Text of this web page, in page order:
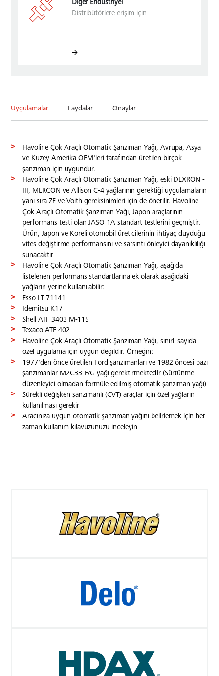
Diğer Endustriyel
Distribütörlere erişim için
Uygulamalar Faydalar Onaylar
Havoline Çok Araçlı Otomatik Şanzıman Yağı, Avrupa, Asya
ve Kuzey Amerika OEM'leri tarafından üretilen birçok
şanzıman için uygundur.
Havoline Çok Araçlı Otomatik Şanzıman Yağı, eski DEXRON -
III, MERCON ve Allison C-4 yağlarının gerektiği uygulamaların
yanı sıra ZF ve Voith gereksinimleri için de önerilir. Havoline
Çok Araçlı Otomatik Şanzıman Yağı, Japon araçlarının
performans testi olan JASO 1A standart testlerini geçmiştir.
Ürün, Japon ve Koreli otomobil üreticilerinin ihtiyaç duyduğu
vites değiştirme performansını ve sarsıntı önleyici dayanıklılığı
sunacaktır
Havoline Çok Araçlı Otomatik Şanzıman Yağı, aşağıda
listelenen performans standartlarına ek olarak aşağıdaki
yağların yerine kullanılabilir:
Esso LT 71141
Idemitsu K17
Shell ATF 3403 M-115
Texaco ATF 402
Havoline Çok Araçlı Otomatik Şanzıman Yağı, sınırlı sayıda
özel uygulama için uygun değildir. Örneğin:
1977'den önce üretilen Ford şanzımanları ve 1982 öncesi bazı
şanzımanlar M2C33-F/G yağı gerektirmektedir (Sürtünme
düzenleyici olmadan formüle edilmiş otomatik şanzıman yağı)
Sürekli değişken şanzımanlı (CVT) araçlar için özel yağların
kullanılması gerekir
Aracınıza uygun otomatik şanzıman yağını belirlemek için her
zaman kullanım kılavuzunuzu inceleyin